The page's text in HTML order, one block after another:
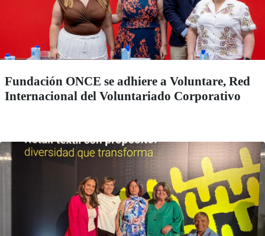
Fundación ONCE se adhiere a Voluntare, Red
Internacional del Voluntariado Corporativo